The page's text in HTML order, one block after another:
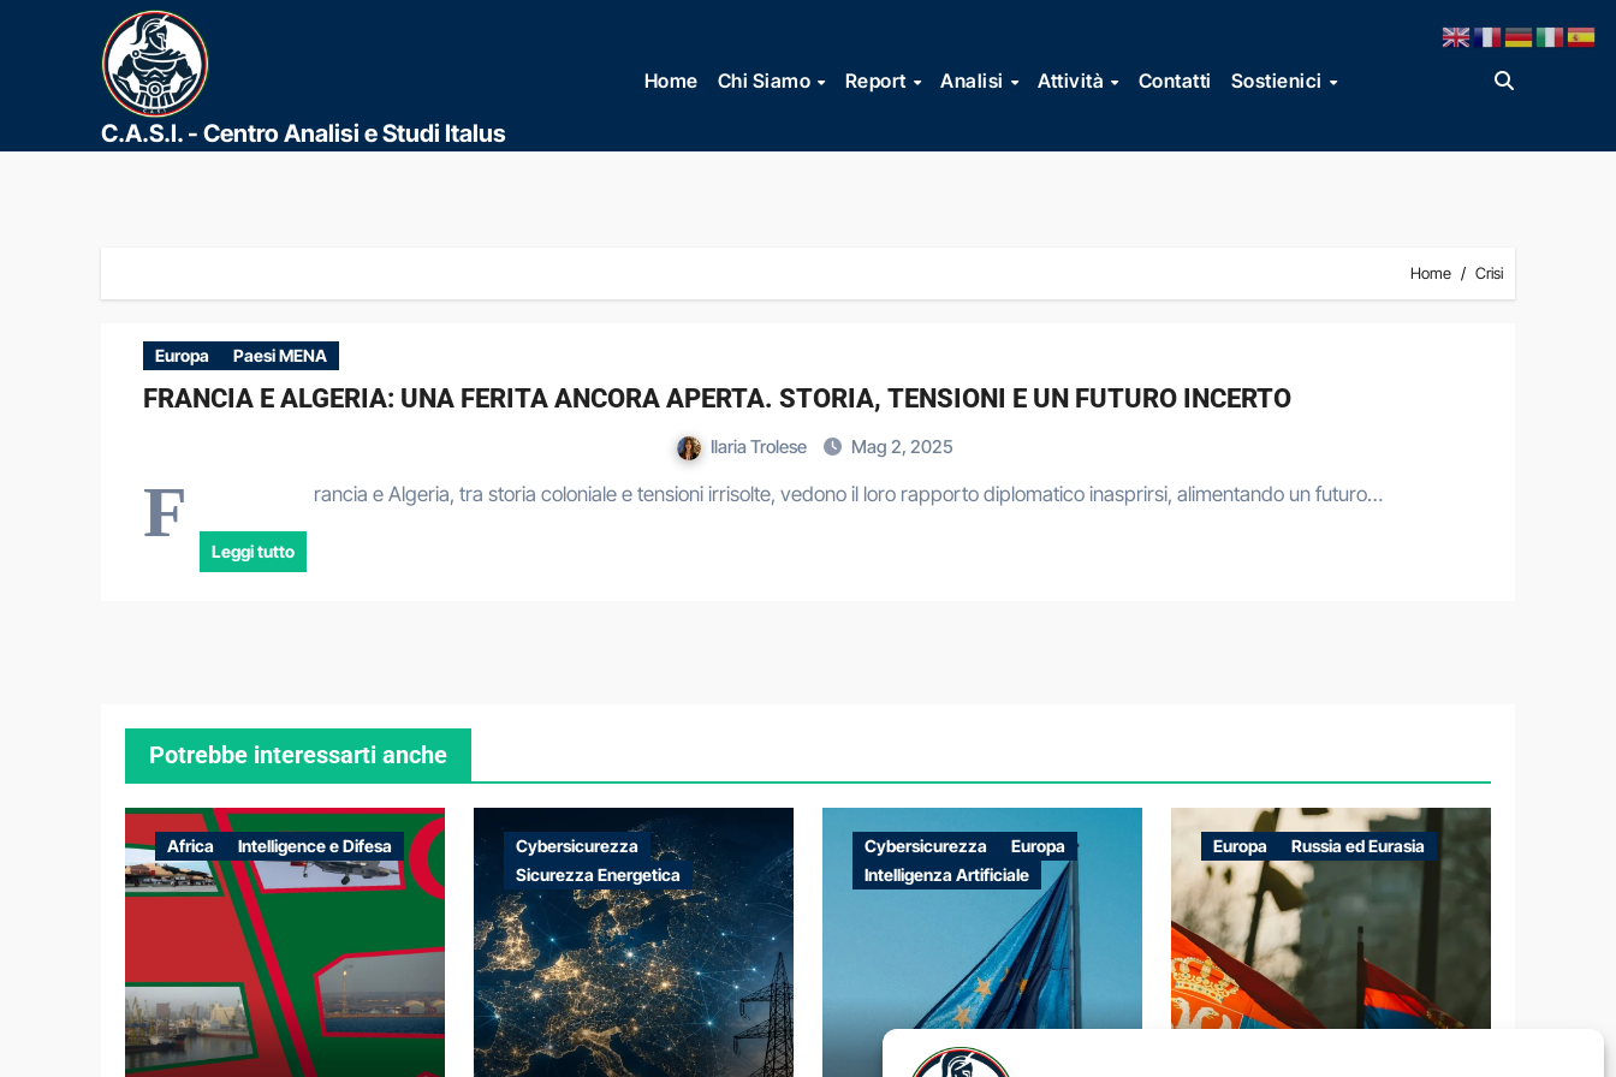
contenuto
C.A.S.I. - Centro Analisi e Studi Italus
Home Chi Siamo Report Analisi Attività Contatti Sostienici
Home Crisi
Europa Paesi MENA
FRANCIA E ALGERIA: UNA FERITA ANCORA APERTA. STORIA, TENSIONI E UN FUTURO INCERTO
Ilaria Trolese Mag 2, 2025
F rancia e Algeria, tra storia coloniale e tensioni irrisolte, vedono il loro rapporto diplomatico inasprirsi, alimentando un futuro…
Leggi tutto
Potrebbe interessarti anche
Africa Intelligence e Difesa
Cybersicurezza
Sicurezza Energetica
Cybersicurezza
Europa
Intelligenza Artificiale
Europa Russia ed Eurasia